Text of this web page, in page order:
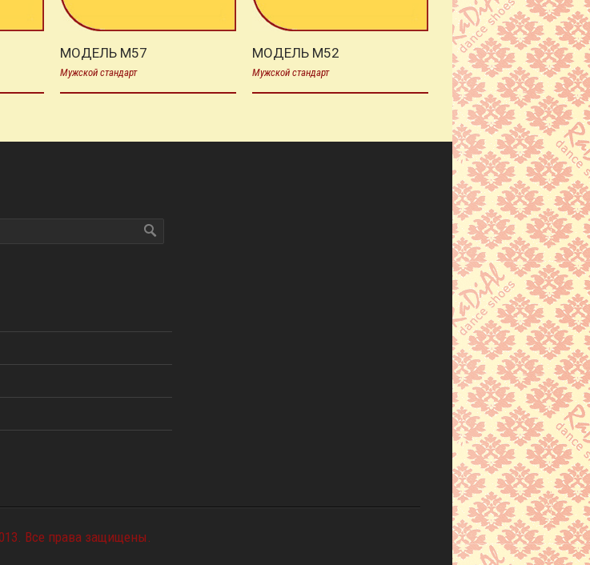
МОДЕЛЬ M57
Мужской стандарт
МОДЕЛЬ M52
Мужской стандарт
Все права защищены.